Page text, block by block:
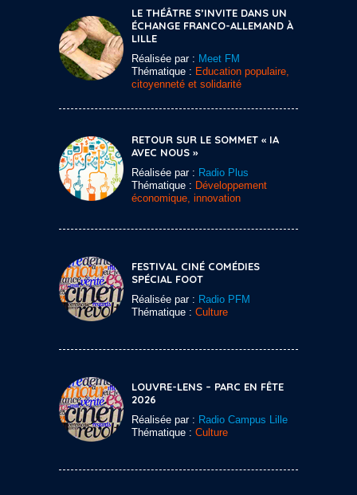
LE THÉÂTRE S’INVITE DANS UN
ÉCHANGE FRANCO-ALLEMAND À
LILLE
Réalisée par : Meet FM
Thématique : Education populaire,
citoyenneté et solidarité
RETOUR SUR LE SOMMET « IA
AVEC NOUS »
Réalisée par : Radio Plus
Thématique : Développement
économique, innovation
FESTIVAL CINÉ COMÉDIES
SPÉCIAL FOOT
Réalisée par : Radio PFM
Thématique : Culture
LOUVRE-LENS – PARC EN FÊTE
2026
Réalisée par : Radio Campus Lille
Thématique : Culture